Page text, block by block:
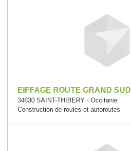
EIFFAGE ROUTE GRAND SUD
34630 SAINT-THIBERY - Occitanie
Construction de routes et autoroutes